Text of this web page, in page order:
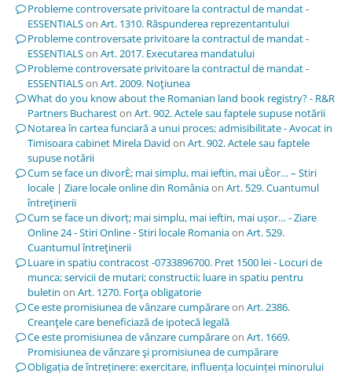
Probleme controversate privitoare la contractul de mandat -
ESSENTIALSon Art. 1310. Răspunderea reprezentantului
Probleme controversate privitoare la contractul de mandat -
ESSENTIALSon Art. 2017. Executarea mandatului
Probleme controversate privitoare la contractul de mandat -
ESSENTIALSon Art. 2009. Noţiunea
What do you know about the Romanian land book registry? - R&R
Partners Buchareston Art. 902. Actele sau faptele supuse notării
Notarea în cartea funciară a unui proces; admisibilitate - Avocat in
Timisoara cabinet Mirela David on Art. 902. Actele sau faptele
supuse notării
Cum se face un divorÈ; mai simplu, mai ieftin, mai uÈor… – Stiri
locale | Ziare locale online din Româniaon Art. 529. Cuantumul
întreţinerii
Cum se face un divorț; mai simplu, mai ieftin, mai ușor… - Ziare
Online 24 - Stiri Online - Stiri locale Romaniaon Art. 529.
Cuantumul întreţinerii
Luare in spatiu contracost -0733896700. Pret 1500 lei - Locuri de
munca; servicii de mutari; constructii; luare in spatiu pentru
buletin on Art. 1270. Forţa obligatorie
Ce este promisiunea de vânzare cumpărareon Art. 2386.
Creanţele care beneficiază de ipotecă legală
Ce este promisiunea de vânzare cumpărareon Art. 1669.
Promisiunea de vânzare şi promisiunea de cumpărare
Obligația de întreținere: exercitare, influența locuinței minorului